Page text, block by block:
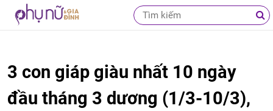
3 con giáp giàu nhất 10 ngày
đầu tháng 3 dương (1/3-10/3),